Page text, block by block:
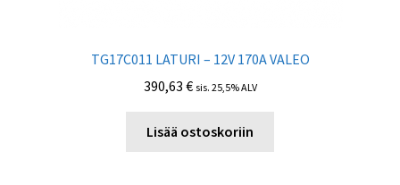
TG17C011 LATURI – 12V 170A VALEO
390,63 € sis. 25,5% ALV
Lisää ostoskoriin